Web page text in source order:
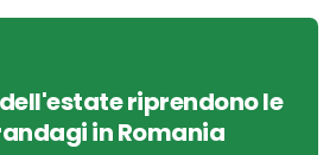
riprendono le
in Romania